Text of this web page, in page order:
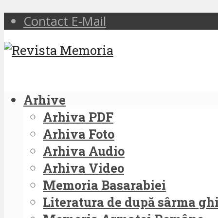
Contact E-Mail
Arhive
Arhiva PDF
Arhiva Foto
Arhiva Audio
Arhiva Video
Memoria Basarabiei
Literatura de după sârma